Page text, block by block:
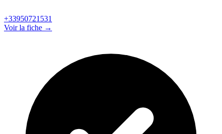
+33950721531
Voir la fiche →